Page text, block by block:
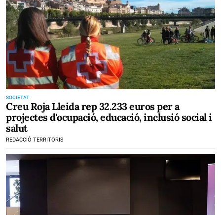
SOCIETAT
Creu Roja Lleida rep 32.233 euros per a
projectes d'ocupació, educació, inclusió social i
salut
REDACCIÓ TERRITORIS